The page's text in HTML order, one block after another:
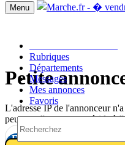
Menu
Rubriques
Départements
Messages
Mes annonces
Favoris
Petite
L'adresse IP de l'annonceur
peut que l'annonceur réside à
Fiat 500 F - 1974